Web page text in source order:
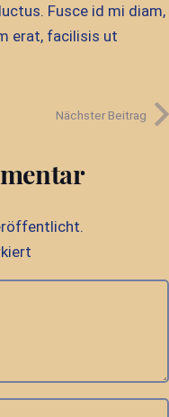
Fusce id mi diam,
erat, facilisis ut
Nächster Beitrag